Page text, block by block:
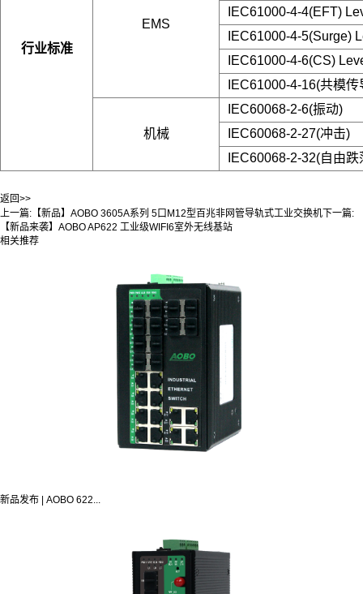
行业标准
EMS
IEC61000-4-4(EFT)
IEC61000-4-5(Surge)
IEC61000-4-6(CS)
IEC61000-4-16(共模
机械
IEC60068-2-6(振动)
IEC60068-2-27(冲击)
IEC60068-2-32(自由跌
返回>>
上一篇: 【新品】AOBO 3605A系列 5口M12型百兆非网管导轨式工业交换机 下一篇:
【新品来袭】AOBO AP622 工业级WIFI6室外无线基站
相关推荐
新品发布 | AOBO 622...